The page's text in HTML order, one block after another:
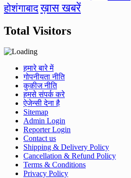
होशंगाबादख़ास खबरें
Total Visitors
हमारे बारे में
गोपनीयता नीति
कुकीज नीति
हमसे संपर्क करे
ऐजेन्सी देना है
Sitemap
Admin Login
Reporter Login
Contact us
Shipping & Delivery Policy
Cancellation & Refund Policy
Terms & Conditions
Privacy Policy